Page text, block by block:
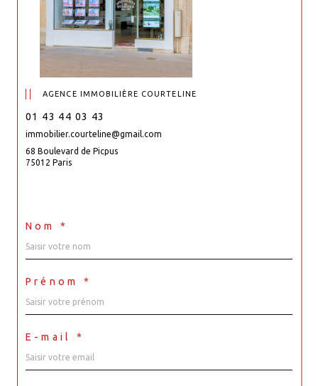
AGENCE IMMOBILIÈRE COURTELINE
01 43 44 03 43
immobilier.courteline@gmail.com
68 Boulevard de Picpus
75012 Paris
Nom *
Prénom *
E-mail *